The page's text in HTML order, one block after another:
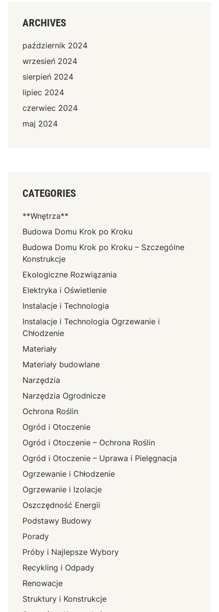
ARCHIVES
październik 2024
wrzesień 2024
sierpień 2024
lipiec 2024
czerwiec 2024
maj 2024
CATEGORIES
**Wnętrza**
Budowa Domu Krok po Kroku
Budowa Domu Krok po Kroku – Szczególne
Konstrukcje
Ekologiczne Rozwiązania
Elektryka i Oświetlenie
Instalacje i Technologia
Instalacje i Technologia Ogrzewanie i
Chłodzenie
Materiały
Materiały budowlane
Narzędzia
Narzędzia Ogrodnicze
Ochrona Roślin
Ogród i Otoczenie
Ogród i Otoczenie – Ochrona Roślin
Ogród i Otoczenie – Uprawa i Pielęgnacja
Ogrzewanie i Chłodzenie
Ogrzewanie i Izolacje
Oszczędność Energii
Podstawy Budowy
Porady
Próby i Najlepsze Wybory
Recykling i Odpady
Renowacje
Struktury i Konstrukcje